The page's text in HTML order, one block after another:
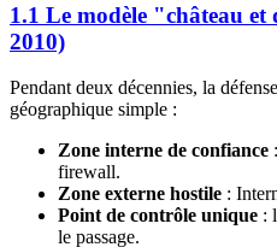
1.1 Le modèle "château et
2010)
Pendant deux décennies, la
géographique simple :
Zone interne de confiance
firewall.
Zone externe hostile :
Point de contrôle unique :
le passage.